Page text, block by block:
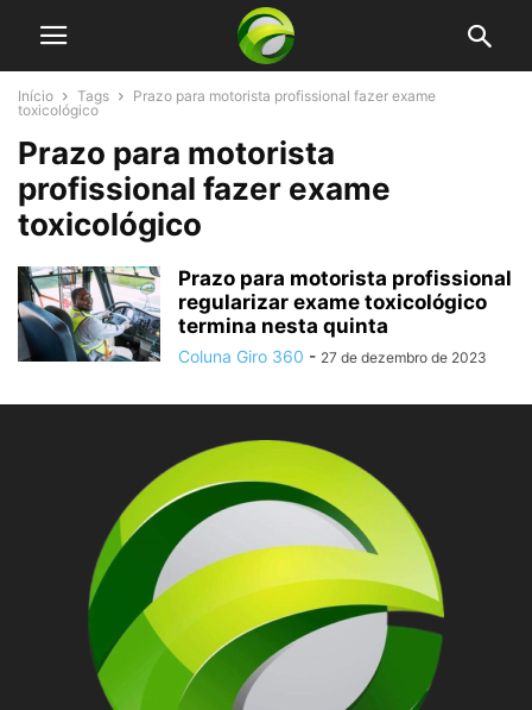
Início Tags
Prazo para motorista profissional fazer exame
toxicológico
Prazo para motorista
profissional fazer exame
toxicológico
Prazo para motorista profissional
regularizar exame toxicológico
termina nesta quinta
Coluna Giro 360 - 27 de dezembro de 2023